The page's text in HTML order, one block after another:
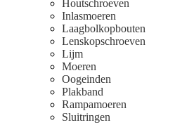
Houtschroeven
Inlasmoeren
Laagbolkopbouten
Lenskopschroeven
Lijm
Moeren
Oogeinden
Plakband
Rampamoeren
Sluitringen